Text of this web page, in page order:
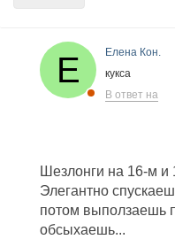
Елена Кон.
кукса
В ответ на
Шезлонги на 16-м
Элегантно
потом выползаешь
обсыхаешь...